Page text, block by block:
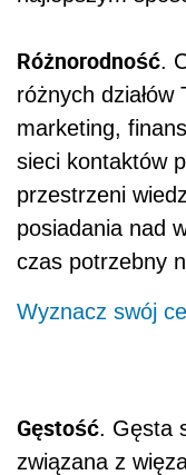
Różnorodność.
różnych
marketing,
sieci kontaktów
przestrzeni
posiadania nad
czas potrzebny
Wyznacz swój
Gęstość. Gęsta
związana z